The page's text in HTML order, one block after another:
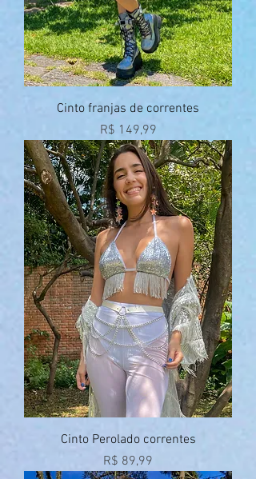
Cinto franjas de correntes
Preço
R$ 149,99
Cinto Perolado correntes
Preço
R$ 89,99